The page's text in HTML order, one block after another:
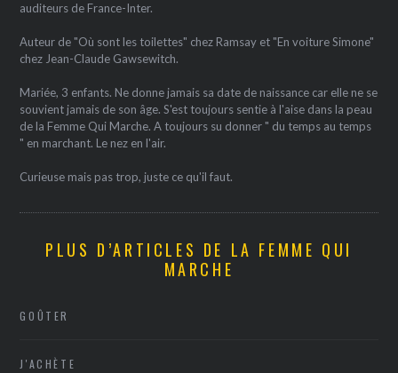
auditeurs de France-Inter.
Auteur de "Où sont les toilettes" chez Ramsay et "En voiture Simone"
chez Jean-Claude Gawsewitch.
Mariée, 3 enfants. Ne donne jamais sa date de naissance car elle ne se
souvient jamais de son âge. S'est toujours sentie à l'aise dans la peau
de la Femme Qui Marche. A toujours su donner " du temps au temps
" en marchant. Le nez en l'air.
Curieuse mais pas trop, juste ce qu'il faut.
PLUS D’ARTICLES DE LA FEMME QUI
MARCHE
GOÛTER
J'ACHÈTE